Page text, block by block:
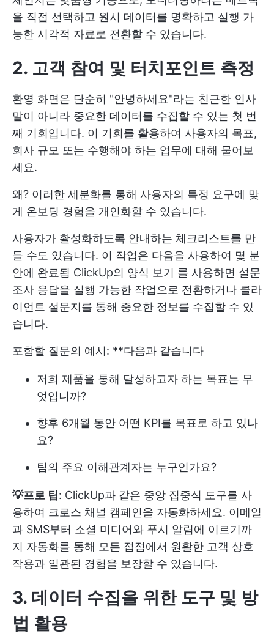
을 직접 선택하고 원시 데이터를 명확하고 실행 가
능한 시각적 자료로 전환할 수 있습니다.
2. 고객 참여 및 터치포인트 측정
환영 화면은 단순히 "안녕하세요"라는 친근한 인사
말이 아니라 중요한 데이터를 수집할 수 있는 첫 번
째 기회입니다. 이 기회를 활용하여 사용자의 목표,
회사 규모 또는 수행해야 하는 업무에 대해 물어보
세요.
왜? 이러한 세분화를 통해 사용자의 특정 요구에 맞
게 온보딩 경험을 개인화할 수 있습니다.
사용자가 활성화하도록 안내하는 체크리스트를 만
들 수도 있습니다. 이 작업은 다음을 사용하여 몇 분
안에 완료됨 ClickUp의 양식 보기 를 사용하면 설문
조사 응답을 실행 가능한 작업으로 전환하거나 클라
이언트 설문지를 통해 중요한 정보를 수집할 수 있
습니다.
포함할 질문의 예시: **다음과 같습니다
저희 제품을 통해 달성하고자 하는 목표는 무
엇입니까?
향후 6개월 동안 어떤 KPI를 목표로 하고 있나
요?
팀의 주요 이해관계자는 누구인가요?
💡프로 팁: ClickUp과 같은 중앙 집중식 도구를 사
용하여 크로스 채널 캠페인을 자동화하세요. 이메일
과 SMS부터 소셜 미디어와 푸시 알림에 이르기까
지 자동화를 통해 모든 접점에서 원활한 고객 상호
작용과 일관된 경험을 보장할 수 있습니다.
3. 데이터 수집을 위한 도구 및 방
법 활용